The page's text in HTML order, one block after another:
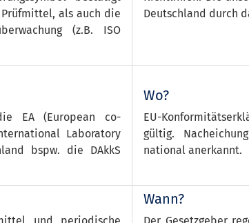
als auch die
(z.B. ISO
Deutschland durch
EA (European co-
Laboratory
bspw. die DAkkS
Wo?
EU-
gültig.
national anerkannt.
Wann?